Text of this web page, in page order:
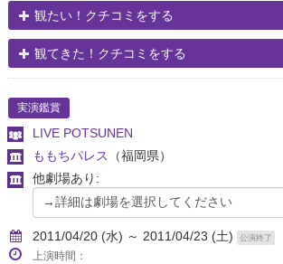
観たい！クチコミをする
観てきた！クチコミをする
実演鑑賞
LIVE POTSUNEN
ももちパレス
（福岡県）
他劇場あり:
2011/04/20 (水) ～ 2011/04/23 (土) 公演終了
上演時間：